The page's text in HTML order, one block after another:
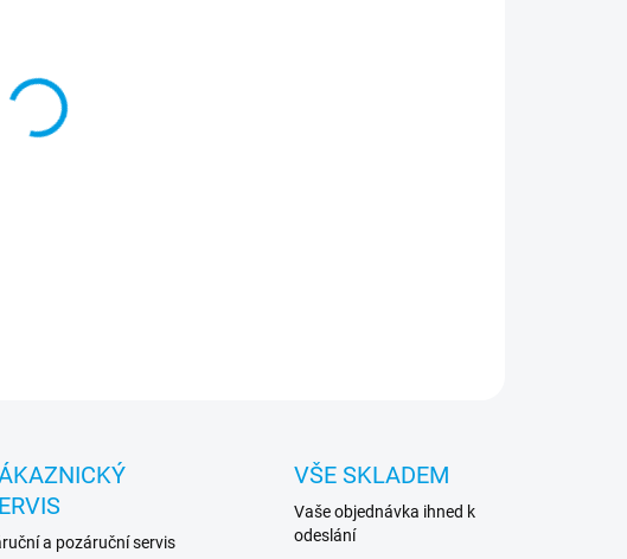
a pozáruční servis
VŠE SKLADEM
Vaše objednávka ihned k
odeslání